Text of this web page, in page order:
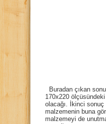
Buradan çıkan
170x220
olacağı. İkinci
malzemenin buna
malzemeyi de